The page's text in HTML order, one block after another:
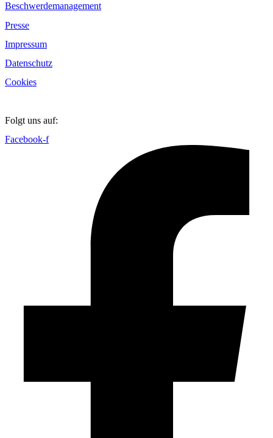
Beschwerdemanagement
Presse
Impressum
Datenschutz
Cookies
Folgt uns auf:
Facebook-f